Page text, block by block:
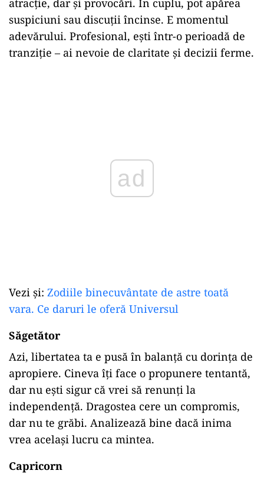
atracție, dar și provocări. În cuplu, pot apărea
suspiciuni sau discuții încinse. E momentul
adevărului. Profesional, ești într-o perioadă de
tranziție – ai nevoie de claritate și decizii ferme.
ad
Vezi și: Zodiile binecuvântate de astre toată
vara. Ce daruri le oferă Universul
Săgetător
Azi, libertatea ta e pusă în balanță cu dorința de
apropiere. Cineva îți face o propunere tentantă,
dar nu ești sigur că vrei să renunți la
independență. Dragostea cere un compromis,
dar nu te grăbi. Analizează bine dacă inima
vrea același lucru ca mintea.
Capricorn